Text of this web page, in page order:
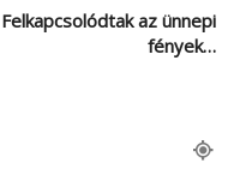
Felkapcsolódtak az ünnepi
fények…